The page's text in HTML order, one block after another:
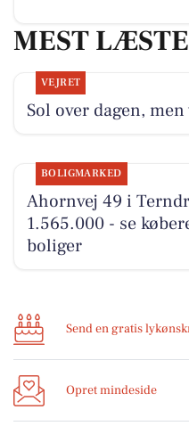
MEST
VEJRET
Sol over dagen,
BOLIGMARKED
Ahornvej 49 i
1.565.000 - se
boliger
Send en gratis
Opret mindeside